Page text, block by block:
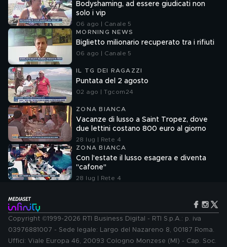
Bodyshaming, ad essere giudicati non
solo i vip
06 ago | Canale 5
MORNING NEWS
Biglietto milionario recuperato tra i rifiuti
06 ago | Canale 5
IL TG DEI RAGAZZI
Puntata del 2 agosto
02 ago | Tgcom24
ZONA BIANCA
Vacanze di lusso a Saint Tropez, dove
due lettini costano 800 euro al giorno
28 lug | Rete 4
ZONA BIANCA
Con l'estate il lusso esagera e diventa
"cafone"
28 lug | Rete 4
Copyright ©1999-2026 RTI Business Digital - RTI S.p.A.: p. iva
03976881007 - Sede legale: Largo del Nazareno 8, 00187 Roma.
Uffici: Viale Europa 46, 20093 Cologno Monzese (MI) - Cap. Soc.